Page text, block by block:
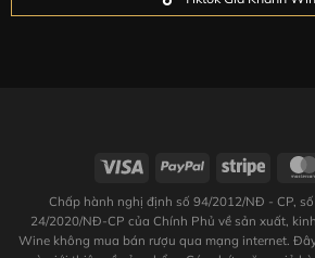
I: Cho đầy đá vào ly cao.
tươi ở phía trên
V: Hãy cùng thưởng thức!
Bảo quản:tốt nhất ở nơi khô ráo và
Chấp hành nghị định số 94/2012/NĐ - CP,
24/2020/NĐ-CP của Chính Phủ về sản xuất,
Wine không mua bán rượu qua mạng internet.